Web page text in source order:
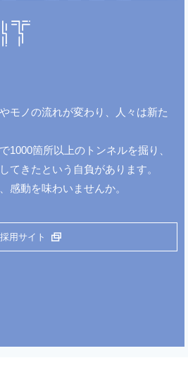
モノの流れが変わり、人々は新た
1000箇所以上のトンネルを掘り、
てきたという自負があります。
感動を味わいませんか。
採用サイト